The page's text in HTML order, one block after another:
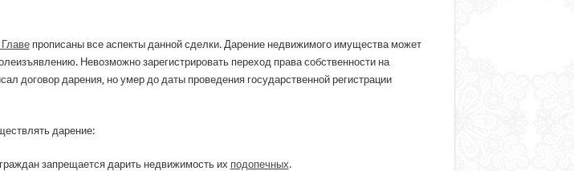
прописаны все аспекты данной сделки. Дарение недвижимого имущества может
Невозможно зарегистрировать переход права собственности на
договор дарения, но умер до даты проведения государственной регистрации
дарение:
запрещается дарить недвижимость их подопечных.